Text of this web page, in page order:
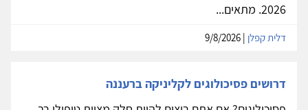
2026. מתאים...
דלית קפלן
דרושים פסיכולוגים לקליניקה ברעננה